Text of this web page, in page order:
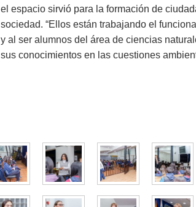
el espacio sirvió para la formación de
sociedad. “Ellos están trabajando el
y al ser alumnos del área de ciencias
sus conocimientos en las cuestiones